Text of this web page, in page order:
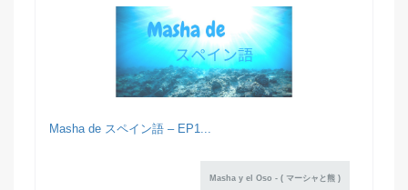
Masha de スペイン語 – EP1...
Masha y el Oso - ( マーシャと熊 )